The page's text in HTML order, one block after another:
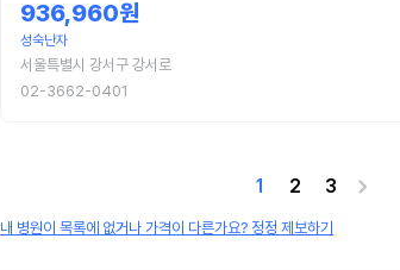
936,960원
성숙난자
서울특별시 강서구 강서로
02-3662-0401
1 2 3
내 병원이 목록에 없거나 가격이 다른가요? 정정 제보하기